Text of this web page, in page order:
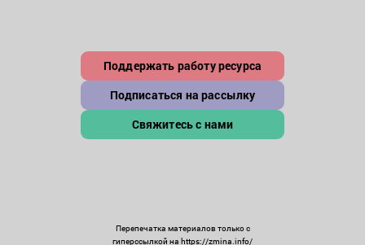
Поддержать работу ресурса
Подписаться на рассылку
Свяжитесь с нами
Перепечатка материалов только с
гиперссылкой на https://zmina.info/